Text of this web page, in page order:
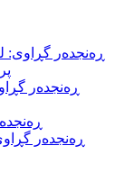
ڕەنجدەر
ڕەنجدەر